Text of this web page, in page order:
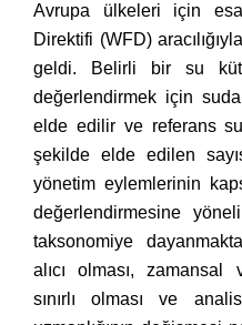
Avrupa ülkeleri için
Direktifi (WFD)
geldi. Belirli bir su
değerlendirmek için
elde edilir ve referans su
şekilde elde edilen
yönetim eylemlerinin
değerlendirmesine
taksonomiye
alıcı olması,
sınırlı olması ve